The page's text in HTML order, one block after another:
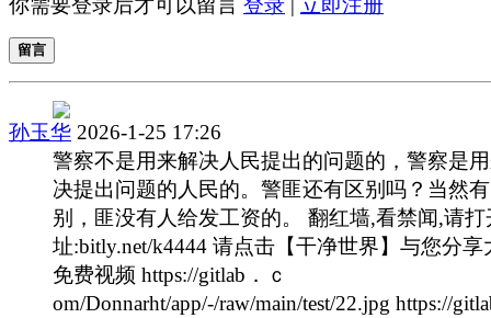
留言
孙玉华 2026-1-25 17:26
警察不是用来解决人民提出的问题的，警察是
决提出问题的人民的。警匪还有区别吗？当然
别，匪没有人给发工资的。 翻红墙,看禁闻,请打
址:bitly.net/k4444 请点击【干净世界】与您分享
免费视频 https://gitlab．ｃ
om/Donnarht/app/-/raw/main/test/22.jpg https://